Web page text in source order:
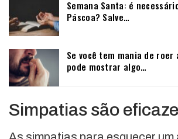
Semana Santa: é
Páscoa? Salve…
Se você tem mania de roer
pode mostrar algo…
Simpatias são